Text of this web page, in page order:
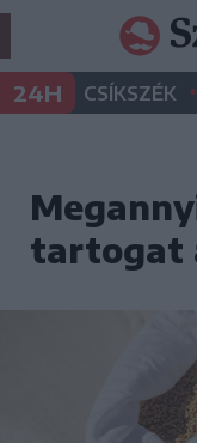
24H CSÍKSZÉK •
tartogat